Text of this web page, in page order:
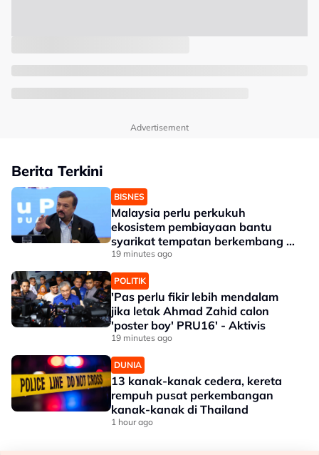
Advertisement
Berita Terkini
BISNES
Malaysia perlu perkukuh
ekosistem pembiayaan bantu
syarikat tempatan berkembang --
Amir Hamzah
19 minutes ago
POLITIK
'Pas perlu fikir lebih mendalam
jika letak Ahmad Zahid calon
'poster boy' PRU16' - Aktivis
19 minutes ago
DUNIA
13 kanak-kanak cedera, kereta
rempuh pusat perkembangan
kanak-kanak di Thailand
1 hour ago